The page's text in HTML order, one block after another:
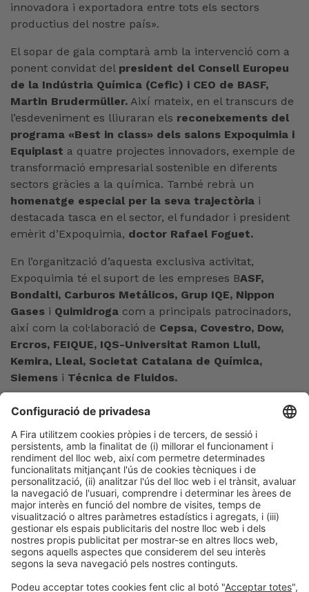
innovadora i exportadora entre tots els sectors
productius del nostre país».
El sopar de gala comptarà amb la intervenció com a
ponent convidat del president del Consell Europeu
de la Indústria Química (Cefic) i CEO de BASF,
Martin Brudermüller. Així mateix, en el transcurs de
l’esdeveniment es lliuraran els reconeixements del
programa «Best in class» dels salons Expoquimia i
Equiplast a quatre projectes innovadors, exemple de
transformació empresarial sostenible en diferents
sectors gràcies a la química. També rebrà un
homenatge especial per la seva trajectòria i
destacada tasca en el sector, el fundador i president
emèrit d’Expoquimia, doctor Rafael Foguet.
En l’organització d’aquesta exclusiva activitat,
Expoquimia té el suport de les empreses BASF,
Bondalti, Carburos Metálicos, Grup IQE, Nippon
Gases i Quimidroga com a principals patrocinadors,
així com la col·laboració de Cepsa, Covestro, Dow,
Ercros, FEIQUE, IQS-Universitat Ramon Llull,
Kemira, Lleal, Societat Catalana de Química,
Siemens i Técnica de Fluidos.
Expoquimia, juntament amb Equiplast, se celebraran
del 30 de maig al 2 de juny al pavelló 3 del recinte de
Gran Via de Fira de Barcelona, reunint 590 expositors
directes en representació de més de 1.500 marques
dels sectors químic i del plàstic.
Barcelona, maig de 2023